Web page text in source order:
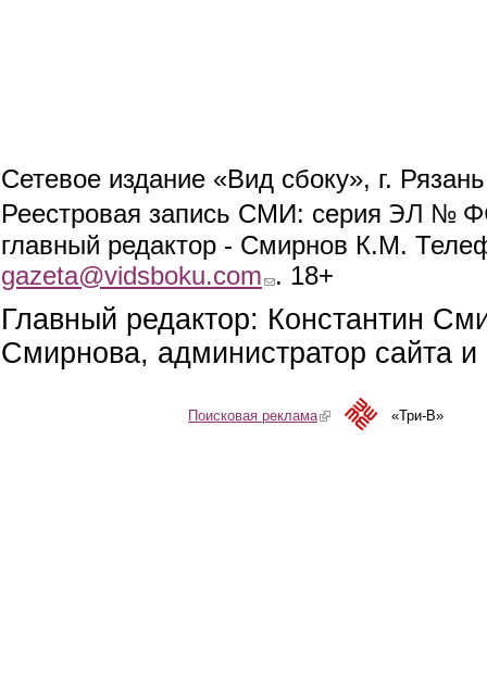
Сетевое издание «Вид сбоку», г.
Реестровая запись СМИ: серия ЭЛ №
главный редактор - Смирнов К.М.
gazeta@vidsboku.com (link sends e-mail)
. 18+
Главный редактор: Константин
Смирнова, администратор сайта
Поисковая реклама(link is external)«Три-В»